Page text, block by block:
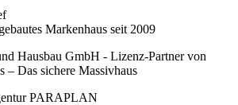
Hausbau GmbH - Lizenz-Partner von
Das sichere Massivhaus
PARAPLAN